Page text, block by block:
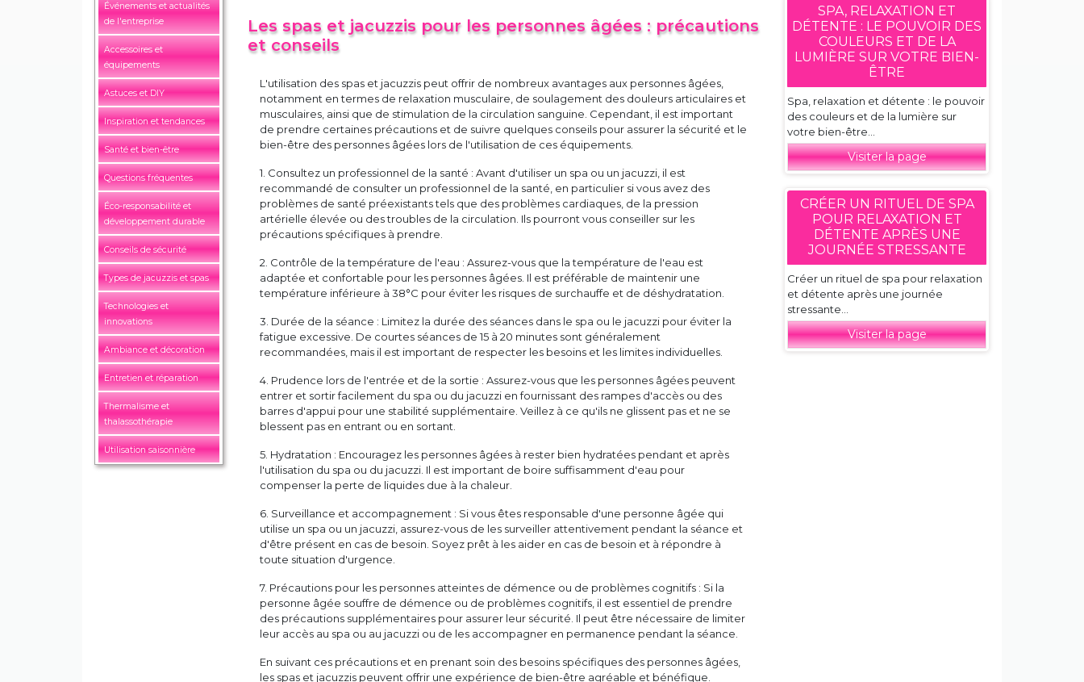
Événements et actualités
de l'entreprise
Accessoires et
équipements
Astuces et DIY
Inspiration et tendances
Santé et bien-être
Questions fréquentes
Éco-responsabilité et
développement durable
Conseils de sécurité
Types de jacuzzis et spas
Technologies et
innovations
Ambiance et décoration
Entretien et réparation
Thermalisme et
thalassothérapie
Utilisation saisonnière
Les spas et jacuzzis pour les personnes âgées : précautions
et conseils
L'utilisation des spas et jacuzzis peut offrir de nombreux avantages aux personnes âgées,
notamment en termes de relaxation musculaire, de soulagement des douleurs articulaires et
musculaires, ainsi que de stimulation de la circulation sanguine. Cependant, il est important
de prendre certaines précautions et de suivre quelques conseils pour assurer la sécurité et le
bien-être des personnes âgées lors de l'utilisation de ces équipements.
1. Consultez un professionnel de la santé : Avant d'utiliser un spa ou un jacuzzi, il est
recommandé de consulter un professionnel de la santé, en particulier si vous avez des
problèmes de santé préexistants tels que des problèmes cardiaques, de la pression
artérielle élevée ou des troubles de la circulation. Ils pourront vous conseiller sur les
précautions spécifiques à prendre.
2. Contrôle de la température de l'eau : Assurez-vous que la température de l'eau est
adaptée et confortable pour les personnes âgées. Il est préférable de maintenir une
température inférieure à 38°C pour éviter les risques de surchauffe et de déshydratation.
3. Durée de la séance : Limitez la durée des séances dans le spa ou le jacuzzi pour éviter la
fatigue excessive. De courtes séances de 15 à 20 minutes sont généralement
recommandées, mais il est important de respecter les besoins et les limites individuelles.
4. Prudence lors de l'entrée et de la sortie : Assurez-vous que les personnes âgées peuvent
entrer et sortir facilement du spa ou du jacuzzi en fournissant des rampes d'accès ou des
barres d'appui pour une stabilité supplémentaire. Veillez à ce qu'ils ne glissent pas et ne se
blessent pas en entrant ou en sortant.
5. Hydratation : Encouragez les personnes âgées à rester bien hydratées pendant et après
l'utilisation du spa ou du jacuzzi. Il est important de boire suffisamment d'eau pour
compenser la perte de liquides due à la chaleur.
6. Surveillance et accompagnement : Si vous êtes responsable d'une personne âgée qui
utilise un spa ou un jacuzzi, assurez-vous de les surveiller attentivement pendant la séance et
d'être présent en cas de besoin. Soyez prêt à les aider en cas de besoin et à répondre à
toute situation d'urgence.
7. Précautions pour les personnes atteintes de démence ou de problèmes cognitifs : Si la
personne âgée souffre de démence ou de problèmes cognitifs, il est essentiel de prendre
des précautions supplémentaires pour assurer leur sécurité. Il peut être nécessaire de limiter
leur accès au spa ou au jacuzzi ou de les accompagner en permanence pendant la séance.
En suivant ces précautions et en prenant soin des besoins spécifiques des personnes âgées,
les spas et jacuzzis peuvent offrir une expérience de bien-être agréable et bénéfique.
SPA, RELAXATION ET
DÉTENTE : LE POUVOIR DES
COULEURS ET DE LA
LUMIÈRE SUR VOTRE BIEN-
ÊTRE
Spa, relaxation et détente : le pouvoir
des couleurs et de la lumière sur
votre bien-être...
Visiter la page
CRÉER UN RITUEL DE SPA
POUR RELAXATION ET
DÉTENTE APRÈS UNE
JOURNÉE STRESSANTE
Créer un rituel de spa pour relaxation
et détente après une journée
stressante...
Visiter la page